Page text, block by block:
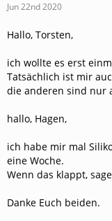
Jun 22nd 2020
Hallo, Torsten,
ich wollte es erst
Tatsächlich ist mir
die anderen sind nur
hallo, Hagen,
ich habe mir mal
eine Woche.
Wenn das klappt,
Danke Euch beiden.